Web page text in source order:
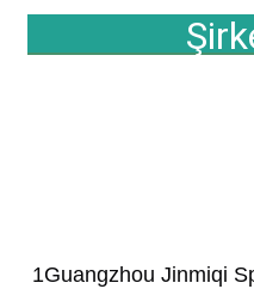
1Guangzhou Jinmiqi